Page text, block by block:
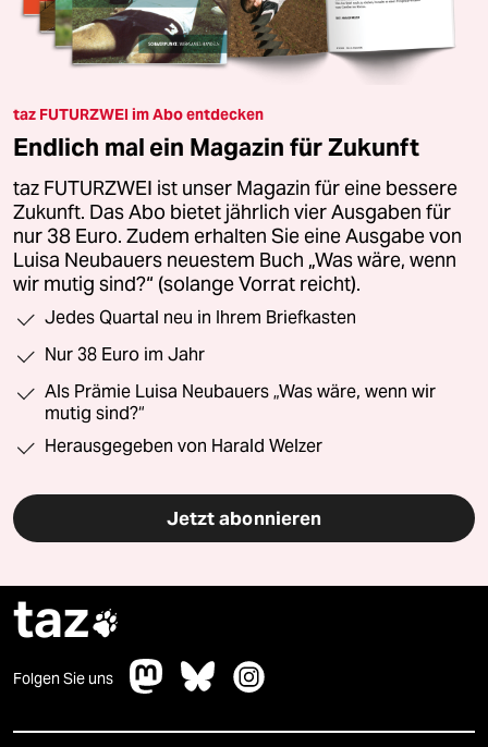
taz FUTURZWEI im Abo entdecken
Endlich mal ein Magazin für Zukunft
taz FUTURZWEI ist unser Magazin für eine bessere
Zukunft. Das Abo bietet jährlich vier Ausgaben für
nur 38 Euro. Zudem erhalten Sie eine Ausgabe von
Luisa Neubauers neuestem Buch „Was wäre, wenn
wir mutig sind?“ (solange Vorrat reicht).
Jedes Quartal neu in Ihrem Briefkasten
Nur 38 Euro im Jahr
Als Prämie Luisa Neubauers „Was wäre, wenn wir
mutig sind?“
Herausgegeben von Harald Welzer
Jetzt abonnieren
taz
Folgen Sie uns